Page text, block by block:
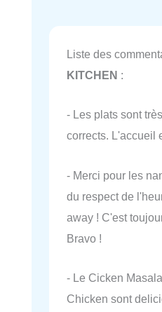
Liste des
KITCHEN :
- Les plats sont
corrects. L'accueil
- Merci pour les
du respect de
away ! C'est
Bravo !
- Le Cicken
Chicken sont